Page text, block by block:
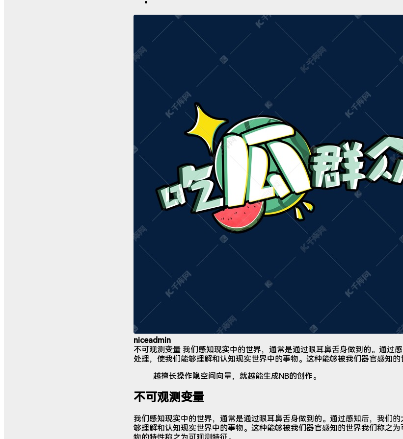
niceadmin
不可观测变量 我们感知现实中的世界，通常是通过眼耳鼻舌身做到的。通过
处理，使我们能够理解和认知现实世界中的事物。这种能够被我们器官感知
越擅长操作隐空间向量，就越能生成NB的创作。
不可观测变量
我们感知现实中的世界，通常是通过眼耳鼻舌身做到的。通过感知后，我们
够理解和认知现实世界中的事物。这种能够被我们器官感知的世界我们称之